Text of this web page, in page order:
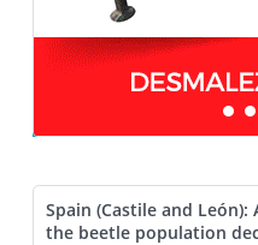
Spain (Castile and
the beetle population